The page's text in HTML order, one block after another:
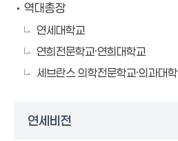
역대총장
연세대학교
연희전문학교·연희대학교
세브란스 의학전문학교·의과대학
연세비전